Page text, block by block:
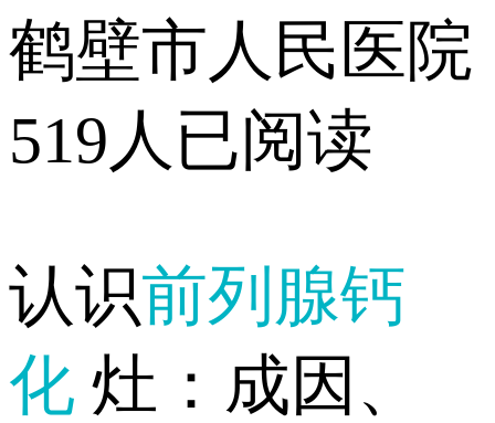
鹤壁市人民医院
519人已阅读
认识前列腺钙
化 灶：成因、